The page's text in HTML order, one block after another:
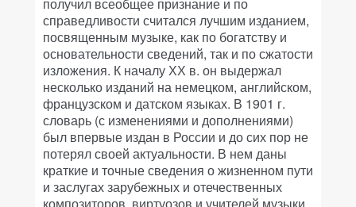
справедливости считался лучшим изданием,
посвященным музыке, как по богатству и
основательности сведений, так и по сжатости
изложения. К началу ХХ в. он выдержал
несколько изданий на немецком, английском,
французском и датском языках. В 1901 г.
словарь (с изменениями и дополнениями)
был впервые издан в России и до сих пор не
потерял своей актуальности. В нем даны
краткие и точные сведения о жизненном пути
и заслугах зарубежных и отечественных